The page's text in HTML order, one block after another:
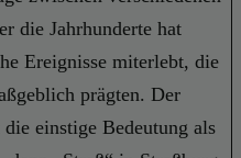
die Jahrhunderte hat
Ereignisse miterlebt, die
prägten. Der
einstige Bedeutung als